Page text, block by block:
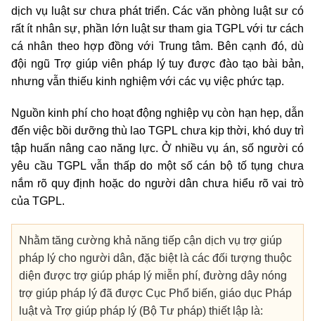
dịch vụ luật sư chưa phát triển. Các văn phòng luật sư có
rất ít nhân sự, phần lớn luật sư tham gia TGPL với tư cách
cá nhân theo hợp đồng với Trung tâm. Bên cạnh đó, dù
đội ngũ Trợ giúp viên pháp lý tuy được đào tạo bài bản,
nhưng vẫn thiếu kinh nghiệm với các vụ việc phức tạp.
Nguồn kinh phí cho hoạt động nghiệp vụ còn hạn hẹp, dẫn
đến việc bồi dưỡng thù lao TGPL chưa kịp thời, khó duy trì
tập huấn nâng cao năng lực. Ở nhiều vụ án, số người có
yêu cầu TGPL vẫn thấp do một số cán bộ tố tụng chưa
nắm rõ quy định hoặc do người dân chưa hiểu rõ vai trò
của TGPL.
Nhằm tăng cường khả năng tiếp cận dịch vụ trợ giúp
pháp lý cho người dân, đặc biệt là các đối tượng thuộc
diện được trợ giúp pháp lý miễn phí, đường dây nóng
trợ giúp pháp lý đã được Cục Phổ biến, giáo dục Pháp
luật và Trợ giúp pháp lý (Bộ Tư pháp) thiết lập là: